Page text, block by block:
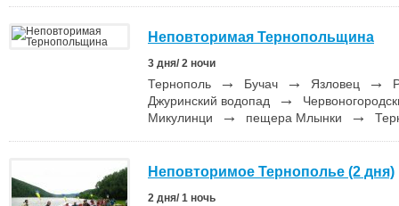
Неповторимая Тернопольщина
3 дня/ 2 ночи
Тернополь → Бучач → Язловец →
Джуринский водопад
→
Микулинци
→ пещера Млынки →
Неповторимое Тернополье (2 дня)
2 дня/ 1 ночь